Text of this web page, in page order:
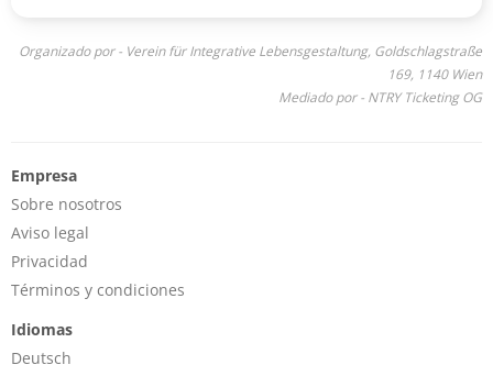
Organizado por - Verein für Integrative Lebensgestaltung, Goldschlagstraße
169, 1140 Wien
Mediado por - NTRY Ticketing OG
Empresa
Sobre nosotros
Aviso legal
Privacidad
Términos y condiciones
Idiomas
Deutsch